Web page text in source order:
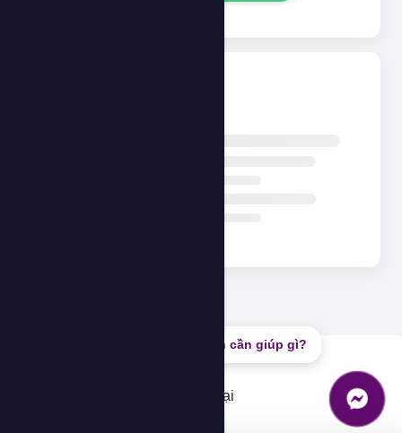
Bạn cần giúp gì?
Không thể tải dữ liệu, vui lòng thử lại